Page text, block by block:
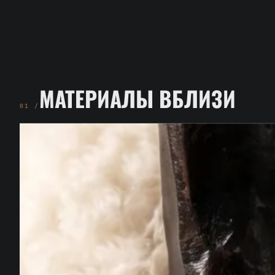
01 / МАТЕРИАЛЫ ВБЛИЗИ